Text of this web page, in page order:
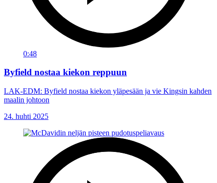
0:48
Byfield nostaa kiekon reppuun
LAK-EDM: Byfield nostaa kiekon yläpesään ja vie Kingsin kahden
maalin johtoon
24. huhti 2025